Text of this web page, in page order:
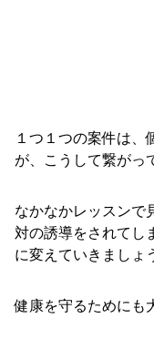
１つ１つの案件は、
が、こうして繋がっ
なかなかレッスンで
対の誘導をされてし
に変えていきましょ
健康を守るためにも